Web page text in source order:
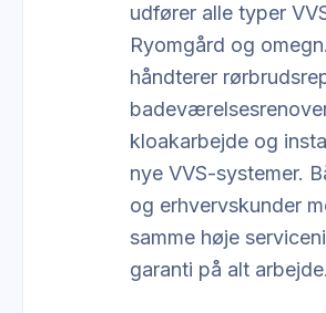
udfører alle typer
Ryomgård og
håndterer
kloakarbejde og
nye VVS-systemer.
og erhvervskunder
samme høje
garanti på alt arbejde.